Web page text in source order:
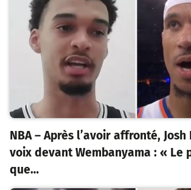
NBA – Après l’avoir affronté,
voix devant Wembanyama : « Le
que…